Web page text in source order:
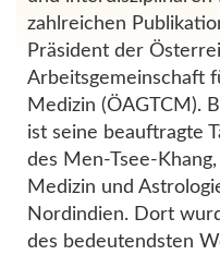
zahlreichen
Präsident der
Arbeitsgemeinschaft
Medizin (ÖAGTCM).
ist seine beauftragte
des Men-Tsee-
Medizin und
Nordindien. Dort
des bedeutendsten